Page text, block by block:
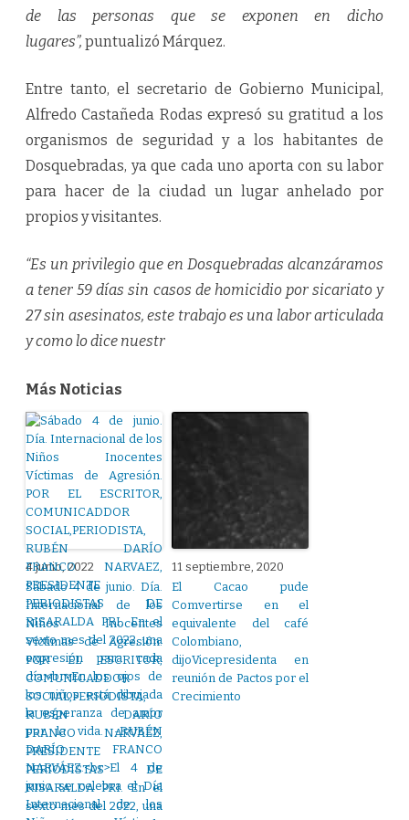
de las personas que se exponen en dicho
lugares”, puntualizó Márquez.
Entre tanto, el secretario de Gobierno Municipal,
Alfredo Castañeda Rodas expresó su gratitud a los
organismos de seguridad y a los habitantes de
Dosquebradas, ya que cada uno aporta con su labor
para hacer de la ciudad un lugar anhelado por
propios y visitantes.
“Es un privilegio que en Dosquebradas alcanzáramos
a tener 59 días sin casos de homicidio por sicariato y
27 sin asesinatos, este trabajo es una labor articulada
y como lo dice nuestr
Más Noticias
4 junio, 2022
Sábado 4 de junio. Día.
Internacional de los
Niños Inocentes
Víctimas de Agresión.
POR EL ESCRITOR,
COMUNICADDOR
SOCIAL,PERIODISTA,
RUBÉN DARÍO
FRANCO NARVAEZ,
PRESIDENTE
PERIODISTAS DE
RISARALDA PRI. En el
sexto mes del 2022, una
11 septiembre, 2020
El Cacao pude
Comvertirse en el
equivalente del café
Colombiano,
dijoVicepresidenta en
reunión de Pactos por el
Crecimiento